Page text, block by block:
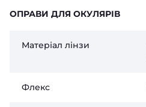
ОПРАВИ ДЛЯ ОКУЛЯРІВ
Матеріал лінзи
Флекс